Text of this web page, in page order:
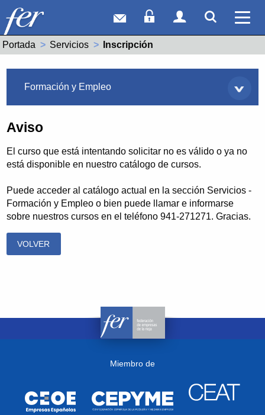
Correo webAcceso Socios
Acceso
Portada Servicios Actual:
Inscripción
Formación y Empleo
Aviso
El curso que está intentando solicitar no es válido o ya no
está disponible en nuestro catálogo de cursos.
Puede acceder al catálogo actual en la sección Servicios -
Formación y Empleo o bien puede llamar e informarse
sobre nuestros cursos en el teléfono 941-271271. Gracias.
VOLVER
Miembro de